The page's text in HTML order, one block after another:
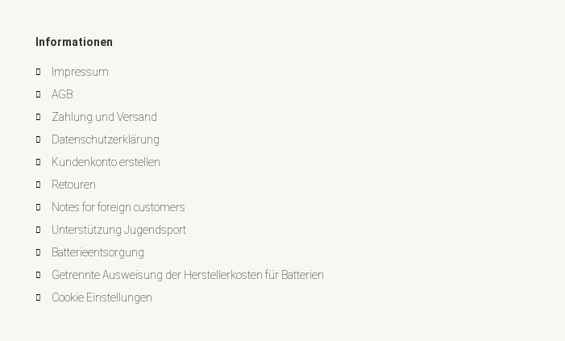
Informationen
Impressum
AGB
Zahlung und Versand
Datenschutzerklärung
Kundenkonto erstellen
Retouren
Notes for foreign customers
Unterstützung Jugendsport
Batterieentsorgung
Getrennte Ausweisung der Herstellerkosten für Batterien
Cookie Einstellungen